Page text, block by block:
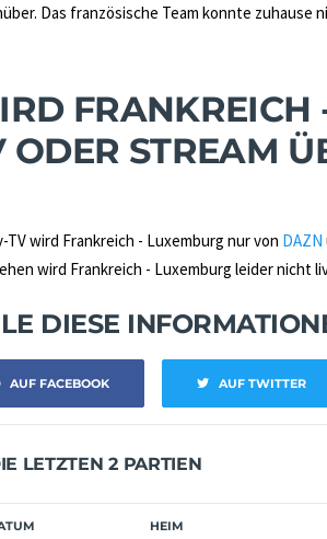
Das französische Team konnte zuhause
FRANKREICH
ODER STREAM
TV wird Frankreich - Luxemburg nur von DAZN
wird Frankreich - Luxemburg leider nicht
DIESE
AUF FACEBOOK AUF TWITTER
LETZTEN 2 PARTIEN
HEIM